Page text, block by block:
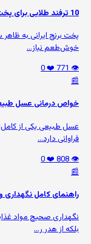
10 ترفند طلایی برای پخت برنج ایرانی عالی
پخت برنج ایرانی به
خوش‌طعم نیاز...
👁️ 771
❤️ 0
📰
خواص درمانی عسل
عسل طبیعی یکی از
فراوانی دارد...
👁️ 808
❤️ 0
📰
راهنمای کامل نگهداری
نگهداری صحیح مواد
بلکه از هدر ر...